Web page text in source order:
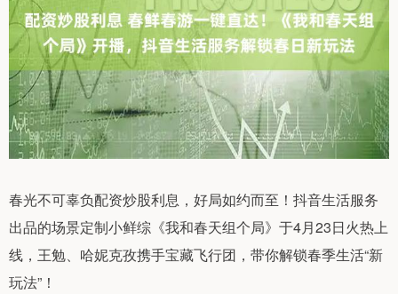
春光不可辜负配资炒股利息，好局如约而至！抖音生活服务
出品的场景定制小鲜综《我和春天组个局》于4月23日火热上
线，王勉、哈妮克孜携手宝藏飞行团，带你解锁春季生活“新
玩法”！